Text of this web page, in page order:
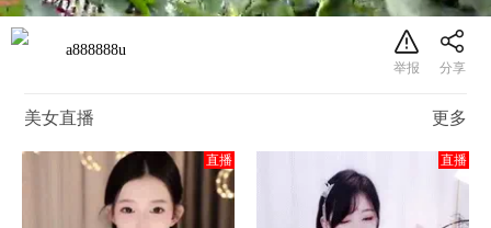
a888888u
美女直播 更多
直播 直播